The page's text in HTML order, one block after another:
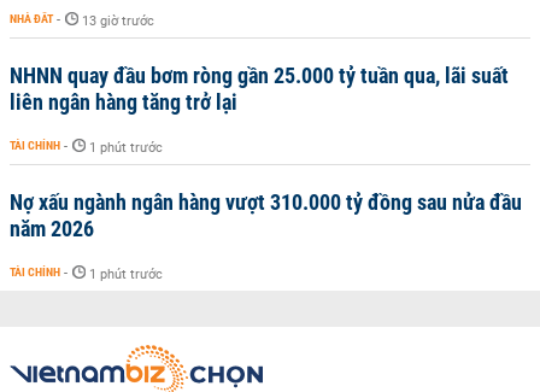
NHÀ ĐẤT - 13 giờ trước
NHNN quay đầu bơm ròng gần 25.000 tỷ tuần qua, lãi suất
liên ngân hàng tăng trở lại
TÀI CHÍNH - 1 phút trước
Nợ xấu ngành ngân hàng vượt 310.000 tỷ đồng sau nửa đầu
năm 2026
TÀI CHÍNH - 1 phút trước